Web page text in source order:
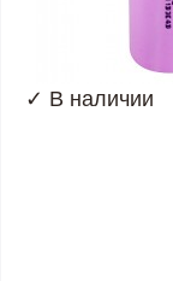
✓ В наличии